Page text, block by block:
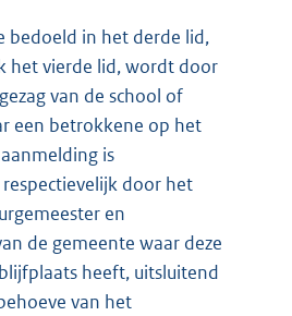
bedoeld in het derde lid,
het vierde lid, wordt door
van de school of
een betrokkene op het
is
respectievelijk door het
en
de gemeente waar deze
heeft, uitsluitend
van het